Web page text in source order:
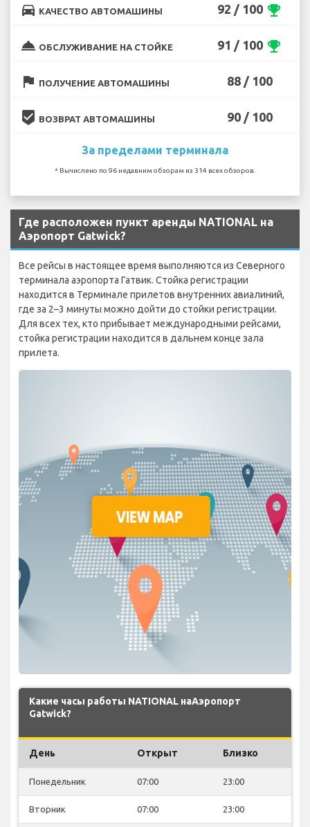
directions_car КАЧЕСТВО АВТОМАШИНЫ 92 / 100 emoji_events
room_service ОБСЛУЖИВАНИЕ НА СТОЙКЕ 91 / 100 emoji_events
flag ПОЛУЧЕНИЕ АВТОМАШИНЫ 88 / 100
beenhere ВОЗВРАТ АВТОМАШИНЫ 90 / 100
За пределами терминала
* Вычислено по 96 недавним обзорам из 314 всех обзоров.
Где расположен пункт аренды NATIONAL на
Аэропорт Gatwick?
Все рейсы в настоящее время выполняются из Северного
терминала аэропорта Гатвик. Стойка регистрации
находится в Терминале прилетов внутренних авиалиний,
где за 2–3 минуты можно дойти до стойки регистрации.
Для всех тех, кто прибывает международными рейсами,
стойка регистрации находится в дальнем конце зала
прилета.
Какие часы работы NATIONAL наАэропорт
Gatwick?
День Открыт Близко
Понедельник 07:00 23:00
Вторник 07:00 23:00